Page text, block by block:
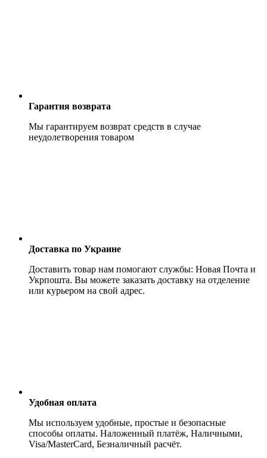
Гарантия возврата
Мы гарантируем возврат средств в случае
неудолетворения товаром
Доставка по Украине
Доставить товар нам помогают службы: Новая Почта и
Укрпошта. Вы можете заказать доставку на отделение
или курьером на свой адрес.
Удобная оплата
Мы используем удобные, простые и безопасные
способы оплаты. Наложенный платёж, Наличными,
Visa/MasterCard, Безналичный расчёт.